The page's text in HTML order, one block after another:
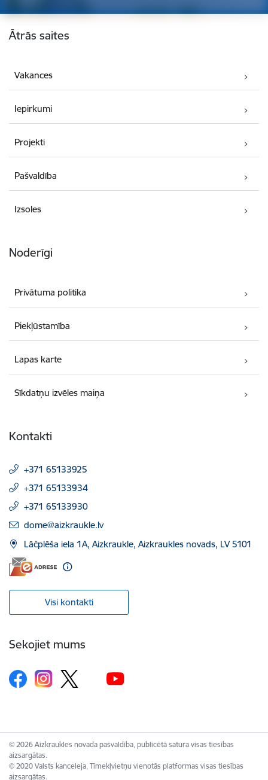
Kājene
Ātrās saites
Vakances
Iepirkumi
Projekti
Pašvaldība
Izsoles
Noderīgi
Privātuma politika
Piekļūstamība
Lapas karte
Sīkdatņu izvēles maiņa
Kontakti
+371 65133925
+371 65133934
+371 65133930
E-pasts:
dome@aizkraukle.lv
Lāčplēša iela 1A, Aizkraukle, Aizkraukles novads, LV 5101
Visi kontakti
Sekojiet mums
© 2026 Aizkraukles novada pašvaldība, publicētā satura visas tiesības
aizsargātas.
© 2020 Valsts kanceleja, Tīmekļvietņu vienotās platformas visas tiesības
aizsargātas.